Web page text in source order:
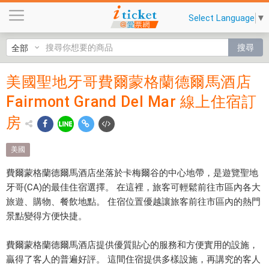
聖
地
哥
費
德
爾
馬
F
a
Select Language ▼
搜尋
美國聖
地牙哥
費爾蒙
格蘭德
爾馬酒
店
Fairmont
Del Mar
美國聖地牙哥費爾蒙格蘭德爾馬酒店
Fairmont Grand Del Mar 線上住宿訂
房
美國
費爾蒙格蘭德爾馬酒店坐落於卡梅爾谷的中心地帶，是遊覽聖地
牙哥(CA)的最佳住宿選擇。 在這裡，旅客可輕鬆前往市區內各大
旅遊、購物、餐飲地點。 住宿位置優越讓旅客前往市區內的熱門
景點變得方便快捷。
費爾蒙格蘭德爾馬酒店提供優質貼心的服務和方便實用的設施，
贏得了客人的普遍好評。 這間住宿提供多樣設施，再講究的客人